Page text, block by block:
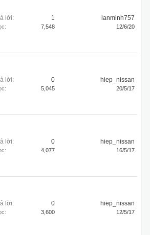
lời: 1
7,548
lanminh757
12/6/20
lời: 0
5,045
hiep_nissan
20/5/17
lời: 0
4,077
hiep_nissan
16/5/17
lời: 0
3,600
hiep_nissan
12/5/17